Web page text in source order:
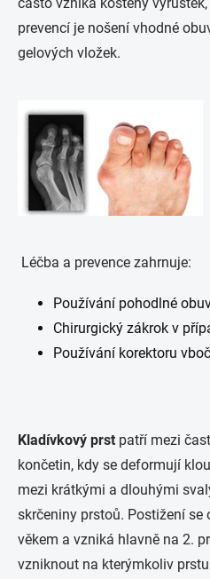
prevencí je nošení vhodné
gelových vložek.
Léčba a prevence zahrnuje:
Používání pohodlné
Chirurgický zákrok v
Používání korektoru
Kladívkový prst patří mezi
končetin, kdy se deformují
mezi krátkými a dlouhými
skrčeniny prstoů. Postižení se
věkem a vzniká hlavně na 2.
vzniknout na kterýmkoliv